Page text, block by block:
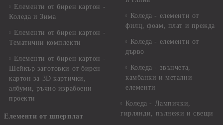
Елементи от бирен картон -
Коледа и Зима
Елементи от бирен картон -
Тематични комплекти
Елементи от бирен картон -
Шейкър заготовки от бирен
картон за 3D картички,
албуми, ръчно израбоени
проекти
Елементи от шперплат
Коледа - елементи от
филц, фоам, плат и прежда
Коледа - елементи от
дърво
Коледа - звънчета,
камбанки и метални
елементи
Коледа - Лампички,
гирлянди, пълнежи и свещи